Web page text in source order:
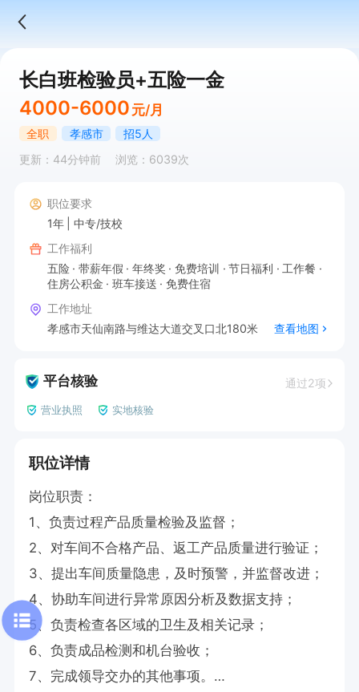
长白班检验员+五险一金
4000-6000 元/月
全职 孝感市
招5人
更新：44分钟前
浏览：6039次
职位要求
1年
中专/技校
工作福利
五险
带薪年假 年终奖 免费培训 节日福利
工作餐
住房公积金
班车接送
免费住宿
工作地址
孝感市天仙南路与维达大道交叉口北180米
查看地图
平台核验 通过2项
营业执照 实地核验
职位详情
岗位职责：
1、负责过程产品质量检验及监督；
2、对车间不合格产品、返工产品质量进行验证；
3、提出车间质量隐患，及时预警，并监督改进；
4、协助车间进行异常原因分析及数据支持；
5、负责检查各区域的卫生及相关记录；
6、负责成品检测和机台验收；
7、完成领导交办的其他事项。